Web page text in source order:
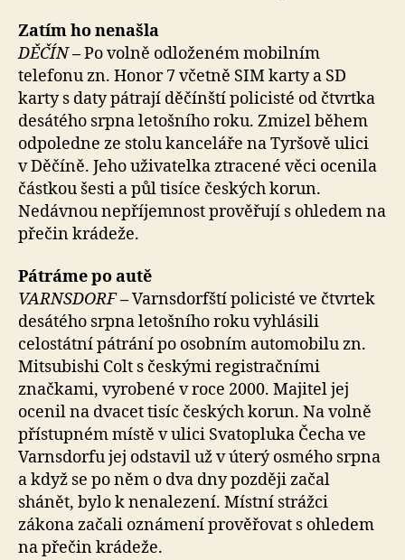
Zatím ho nenašla
DĚČÍN–Po volně odloženém mobilním
telefonu zn. Honor 7 včetně SIM karty a SD
karty s daty pátrají děčínští policisté od čtvrtka
desátého srpna letošního roku. Zmizel během
odpoledne ze stolu kanceláře na Tyršově ulici
v Děčíně. Jeho uživatelka ztracené věci ocenila
částkou šesti a půl tisíce českých korun.
Nedávnou nepříjemnost prověřují s ohledem na
přečin krádeže.
Pátráme po autě
VARNSDORF–Varnsdorfští policisté ve čtvrtek
desátého srpna letošního roku vyhlásili
celostátní pátrání po osobním automobilu zn.
Mitsubishi Colt s českými registračními
značkami, vyrobené v roce 2000. Majitel jej
ocenil na dvacet tisíc českých korun. Na volně
přístupném místě v ulici Svatopluka Čecha ve
Varnsdorfu jej odstavil už v úterý osmého srpna
a když se po něm o dva dny později začal
shánět, bylo k nenalezení. Místní strážci
zákona začali oznámení prověřovat s ohledem
na přečin krádeže.